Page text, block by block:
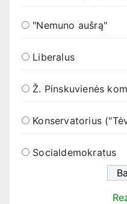
"Nemuno aušrą"
Liberalus
Ž. Pinskuvienės
Konservatorius
Socialdemokratus